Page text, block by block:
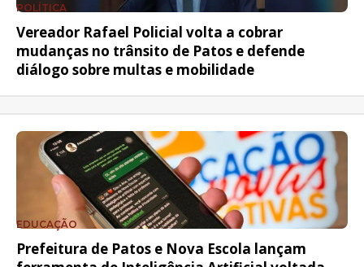
POLÍTICA
Vereador Rafael Policial volta a cobrar
mudanças no trânsito de Patos e defende
diálogo sobre multas e mobilidade
EDUCAÇÃO
Prefeitura de Patos e Nova Escola lançam